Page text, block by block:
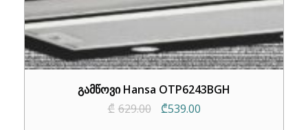
გამწოვი Hansa OTP6243BGH
₾ 629.00
Original
₾539.00Current